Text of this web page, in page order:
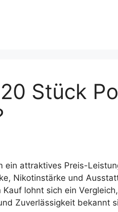
Stück
ein attraktives Preis-
Nikotinstärke und
lohnt sich ein
Zuverlässigkeit bekannt